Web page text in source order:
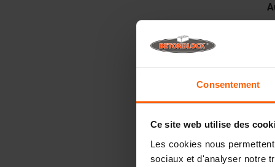
Consentement
Ce site web utilise des
Les cookies nous
sociaux et d'analyser notre